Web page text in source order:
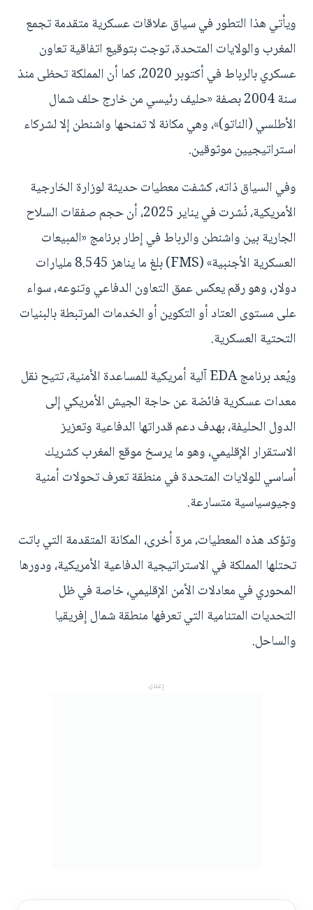
ويأتي هذا التطور في سياق علاقات عسكرية متقدمة تجمع
المغرب والولايات المتحدة، توجت بتوقيع اتفاقية تعاون
عسكري بالرباط في أكتوبر 2020، كما أن المملكة تحظى منذ
سنة 2004 بصفة «حليف رئيسي من خارج حلف شمال
الأطلسي (الناتو)»، وهي مكانة لا تمنحها واشنطن إلا لشركاء
استراتيجيين موثوقين.
وفي السياق ذاته، كشفت معطيات حديثة لوزارة الخارجية
الأمريكية، نُشرت في يناير 2025، أن حجم صفقات السلاح
الجارية بين واشنطن والرباط في إطار برنامج «المبيعات
العسكرية الأجنبية» (FMS) بلغ ما يناهز 8.545 مليارات
دولار، وهو رقم يعكس عمق التعاون الدفاعي وتنوعه، سواء
على مستوى العتاد أو التكوين أو الخدمات المرتبطة بالبنيات
التحتية العسكرية.
ويُعد برنامج EDA آلية أمريكية للمساعدة الأمنية، تتيح نقل
معدات عسكرية فائضة عن حاجة الجيش الأمريكي إلى
الدول الحليفة، بهدف دعم قدراتها الدفاعية وتعزيز
الاستقرار الإقليمي، وهو ما يرسخ موقع المغرب كشريك
أساسي للولايات المتحدة في منطقة تعرف تحولات أمنية
وجيوسياسية متسارعة.
وتؤكد هذه المعطيات، مرة أخرى، المكانة المتقدمة التي باتت
تحتلها المملكة في الاستراتيجية الدفاعية الأمريكية، ودورها
المحوري في معادلات الأمن الإقليمي، خاصة في ظل
التحديات المتنامية التي تعرفها منطقة شمال إفريقيا
والساحل.
إعلان